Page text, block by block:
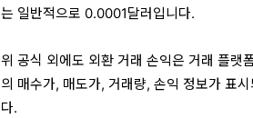
는 일반적으로 0.0001달러입니다.
위 공식 외에도 외환 거래 손익은 거래 플랫
의 매수가, 매도가, 거래량, 손익 정보가 표
다.